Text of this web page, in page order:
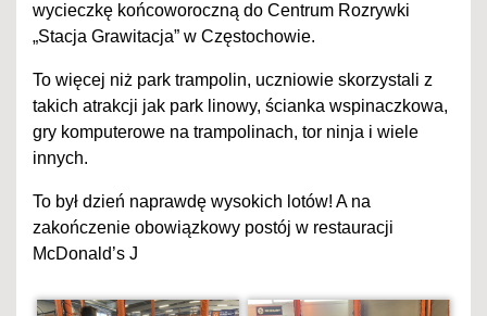
wycieczkę końcoworoczną do Centrum Rozrywki
„Stacja Grawitacja” w Częstochowie.
To więcej niż park trampolin, uczniowie skorzystali z
takich atrakcji jak park linowy, ścianka wspinaczkowa,
gry komputerowe na trampolinach, tor ninja i wiele
innych.
To był dzień naprawdę wysokich lotów! A na
zakończenie obowiązkowy postój w restauracji
McDonald’s J